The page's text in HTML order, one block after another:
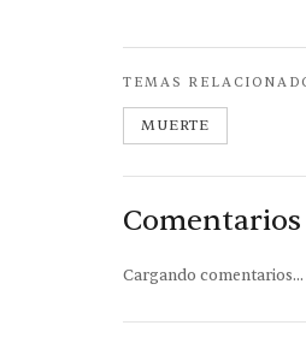
TEMAS
MUERTE
Comentarios
Cargando comentarios...